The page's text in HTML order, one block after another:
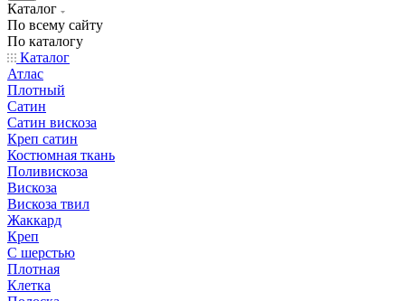
Каталог
По всему сайту
По каталогу
Каталог
Атлас
Плотный
Сатин
Сатин вискоза
Креп сатин
Костюмная ткань
Поливискоза
Вискоза
Вискоза твил
Жаккард
Креп
С шерстью
Плотная
Клетка